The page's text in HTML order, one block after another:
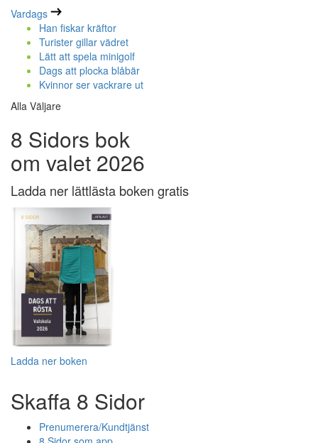
Vardags
Han fiskar kräftor
Turister gillar vädret
Lätt att spela minigolf
Dags att plocka blåbär
Kvinnor ser vackrare ut
Alla Väljare
8 Sidors bok
om valet 2026
Ladda ner lättlästa boken gratis
Ladda ner boken
Skaffa 8 Sidor
Prenumerera/Kundtjänst